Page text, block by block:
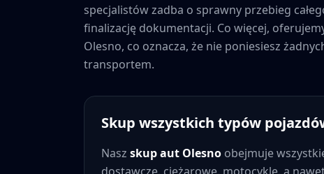
specjalistów zadba o sprawny przebieg
finalizację dokumentacji. Co więcej,
Olesno, co oznacza, że nie poniesiesz
transportem.
Skup wszystkich typów
Nasz skup aut Olesno obejmuje
dostawcze, ciężarowe, motocykle, a